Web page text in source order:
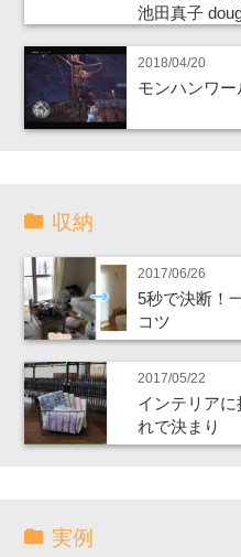
池田真子
2018/04/20
モンハンワ
収納
2017/06/26
5秒で決断！
コツ
2017/05/22
インテリア
れで決まり
実例